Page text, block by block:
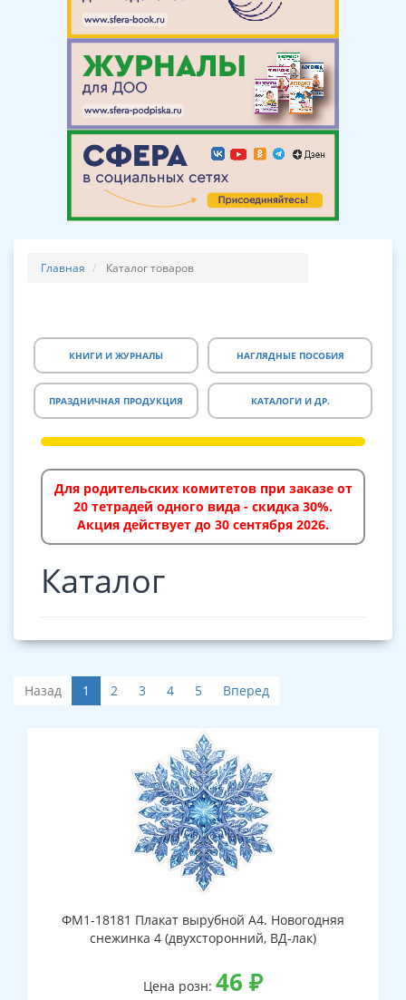
Главная Каталог товаров
КНИГИ И ЖУРНАЛЫ НАГЛЯДНЫЕ ПОСОБИЯ
ПРАЗДНИЧНАЯ ПРОДУКЦИЯ КАТАЛОГИ И ДР.
Для родительских комитетов при заказе от
20 тетрадей одного вида - скидка 30%.
Акция действует до 30 сентября 2026.
Каталог
Назад 1 2 3 4 5 Вперед
ФМ1-18181 Плакат вырубной А4. Новогодняя
снежинка 4 (двухсторонний, ВД-лак)
Цена розн: 46 ₽